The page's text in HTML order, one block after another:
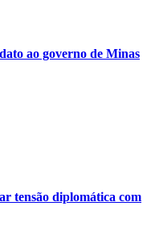
ao governo de Minas
tensão diplomática com